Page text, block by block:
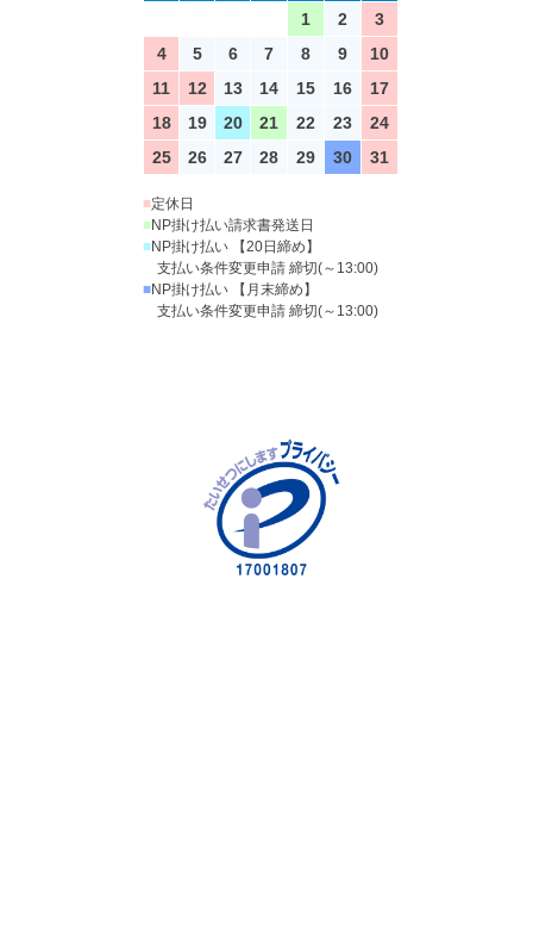
1
2
3
4
5 6 7 8 9
10
11
12 13 14 15 16
17
18
19 20 21 22 23
24
25
26 27 28 29 30 31
■定休日
■NP掛け払い請求書発送日
■NP掛け払い 【20日締め】
支払い条件変更申請 締切(～13:00)
■NP掛け払い 【月末締め】
支払い条件変更申請 締切(～13:00)